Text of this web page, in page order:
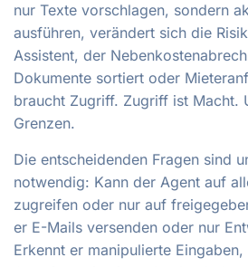
nur Texte vorschlagen, sondern
ausführen, verändert sich die
Assistent, der
Dokumente sortiert oder
braucht Zugriff. Zugriff ist Macht.
Grenzen.
Die entscheidenden Fragen sind
notwendig: Kann der Agent auf
zugreifen oder nur auf
er E-Mails versenden oder nur
Erkennt er manipulierte